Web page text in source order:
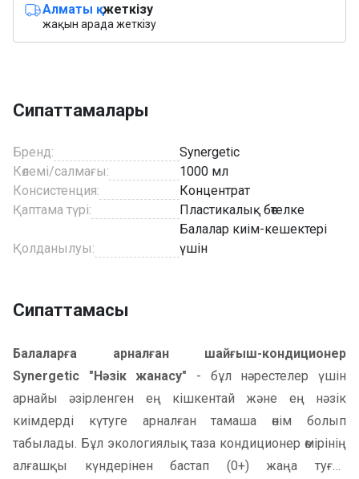
Алматы қ.жеткізу
жақын арада жеткізу
Сипаттамалары
Бренд:
Synergetic
Көлемі/салмағы:
1000 мл
Консистенция:
Концентрат
Қаптама түрі:
Пластикалық бөтелке
Қолданылуы:
Балалар киім-кешектері
үшін
Сипаттамасы
Балаларға арналған шайғыш-кондиционер
Synergetic "Нәзік жанасу" - бұл нәрестелер үшін
арнайы әзірленген ең кішкентай және ең нәзік
киімдерді күтуге арналған тамаша өнім болып
табылады. Бұл экологиялық таза кондиционер өмірінің
алғашқы күндерінен бастап (0+) жаңа туған